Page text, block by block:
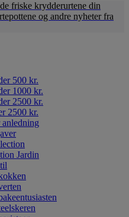
friske krydderurtene din
og andre nyheter fra
500 kr.
1000 kr.
2500 kr.
2500 kr.
Jardin